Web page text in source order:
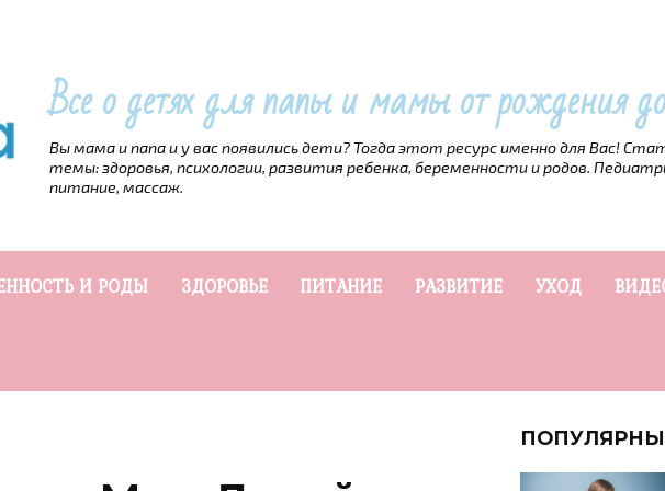
Все о детях для папы и мамы от рождения
Вы мама и папа и у вас появились дети? Тогда этот ресурс именно для Вас!
темы: здоровья, психологии, развития ребенка, беременности и родов.
питание, массаж.
И РОДЫ ЗДОРОВЬЕ ПИТАНИЕ РАЗВИТИЕ УХОД